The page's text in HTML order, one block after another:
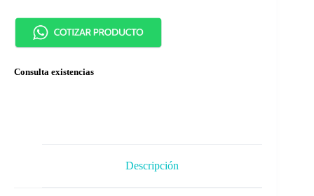
Consulta existencias
Descripción